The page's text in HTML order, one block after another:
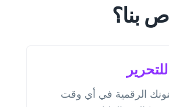
الرقمية في أي وقت